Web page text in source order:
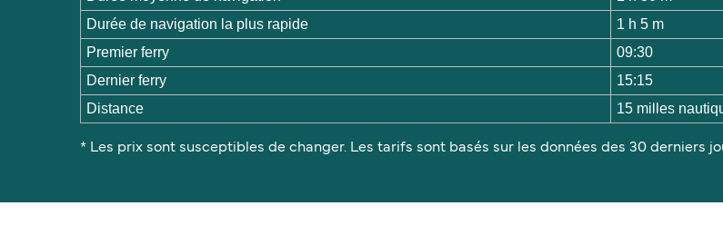
Durée de navigation la plus rapide
1 h 5 m
Premier ferry
09:30
Dernier ferry
15:15
Distance
15 milles
* Les prix sont susceptibles de changer. Les tarifs sont basés sur les données des 30 derniers